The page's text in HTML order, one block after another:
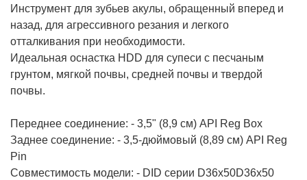
Инструмент для зубьев акулы, обращенный вперед и
назад, для агрессивного резания и легкого
отталкивания при необходимости.
Идеальная оснастка HDD для супеси с песчаным
грунтом, мягкой почвы, средней почвы и твердой
почвы.
Переднее соединение: - 3,5" (8,9 см) API Reg Box
Заднее соединение: - 3,5-дюймовый (8,89 см) API Reg
Pin
Совместимость модели: - DID серии D36x50D36x50